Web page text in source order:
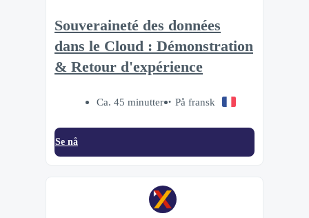
Souveraineté des données
dans le Cloud : Démonstration
& Retour d'expérience
Ca. 45 minutter På fransk
Se nå